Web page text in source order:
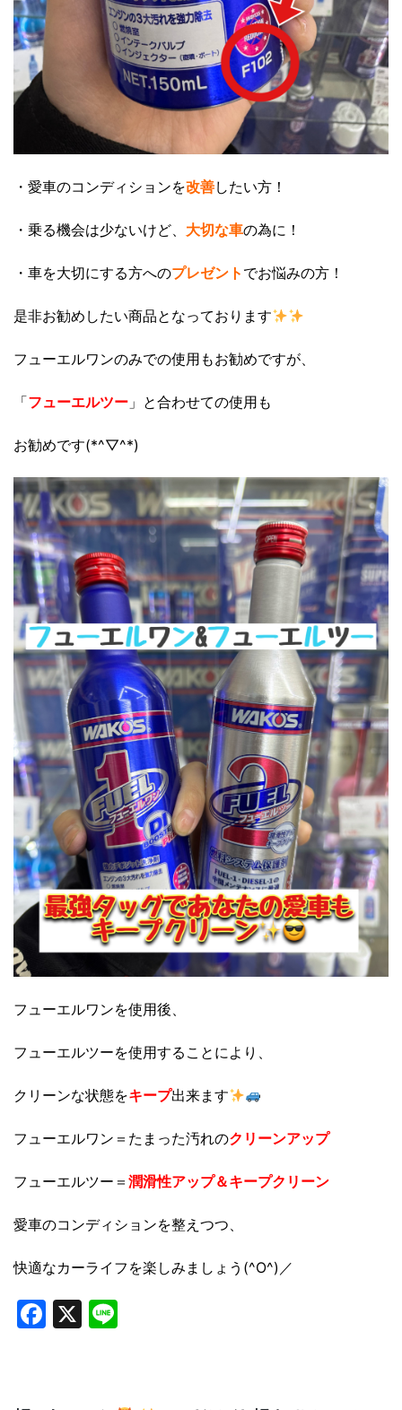
・愛車のコンディションを改善したい方！
・乗る機会は少ないけど、 大切な車の為に！
・車を大切にする方へのプレゼント でお悩みの方！
是非お勧めしたい商品となっております
フューエルワンのみでの使用もお勧めですが、
「フューエルツー 」と合わせての使用も
お勧めです(*^▽^*)
フューエルワンを使用後、
フューエルツーを使用することにより、
クリーンな状態をキープ出来ます
フューエルワン＝たまった汚れのクリーンアップ
フューエルツー＝ 潤滑性アップ＆キープクリーン
愛車のコンディションを整えつつ、
快適なカーライフを楽しみましょう(^O^)／
Facebook
X